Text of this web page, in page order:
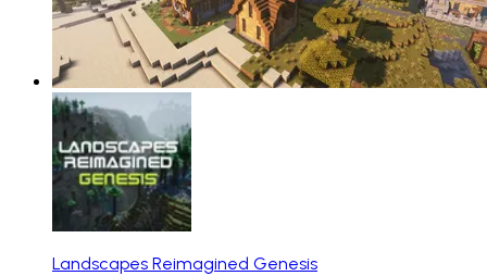
Landscapes Reimagined Genesis